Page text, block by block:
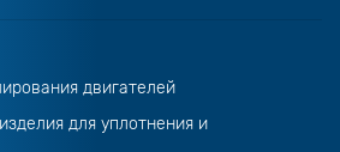
двигателей
для уплотнения и